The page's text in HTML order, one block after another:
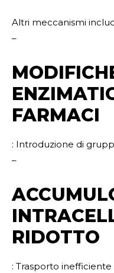
Altri meccanismi
–
FARMACI
: Introduzione di
–
RIDOTTO
: Trasporto